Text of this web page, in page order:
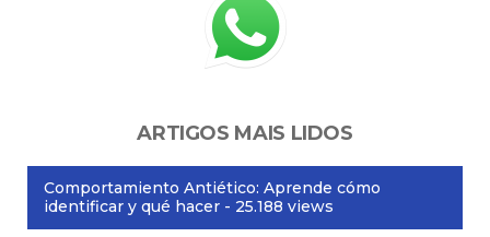
ARTIGOS MAIS LIDOS
Comportamiento Antiético: Aprende cómo
identificar y qué hacer - 25.188 views